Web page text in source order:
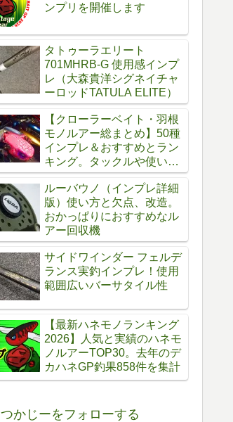
ンプリを開催します
タトゥーラエリート
701MHRB-G 使用感インプ
レ（大森貴洋シグネイチャ
ーロッドTATULA ELITE）
【クローラーベイト・羽根
モノルアー総まとめ】50種
インプレ＆おすすめとラン
キング。タックルや使い
方、自作方法
ルーバウノ（インプレ詳細
版）使い方と欠点、改造。
おかっぱりにおすすめなル
アー回収機
サイドワインダー フェルデ
ランス実釣インプレ！使用
範囲広いバーサタイル性
【最新ハネモノランキング
2026】人気と実績のハネモ
ノルアーTOP30。去年のデ
カハネGP釣果858件を集計
つかじーをフォローする